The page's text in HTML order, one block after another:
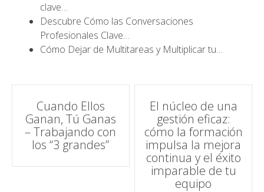
clave…
Descubre Cómo las Conversaciones
Profesionales Clave…
Cómo Dejar de Multitareas y Multiplicar tu…
Navegación
de
entradas
Cuando Ellos
Ganan, Tú Ganas
– Trabajando con
los “3 grandes”
El núcleo de una
gestión eficaz:
cómo la formación
impulsa la mejora
continua y el éxito
imparable de tu
equipo